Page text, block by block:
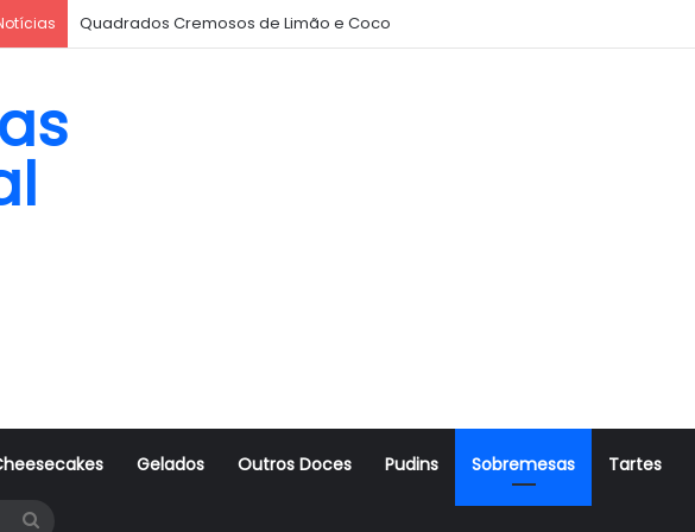
Quadrados Cremosos de Limão e Coco
Gelados Outros Doces Pudins Sobremesas Tartes